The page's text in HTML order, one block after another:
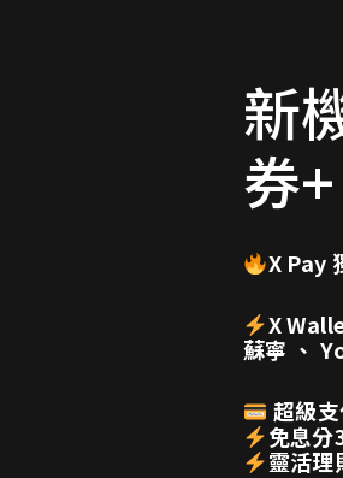
新
券
X Pay
X
蘇寧 、
超級支
免息分
靈活理